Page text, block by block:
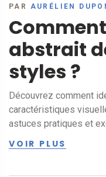
PAR AURÉLIEN
abstrait
styles ?
Découvrez comment
caractéristiques
astuces pratiques et
VOIR PLUS